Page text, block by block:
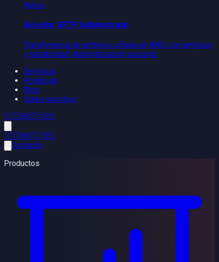
Nuevo
Servidor SFTP Administrado
Transferencia de archivos cifrada en AWS, con antivirus
y trazabilidad. Automatización opcional.
Servicios
Portafolio
Blog
Sobre nosotros
🇺🇸EN🇪🇸ES
🇺🇸EN🇪🇸ES
Contacto
Productos